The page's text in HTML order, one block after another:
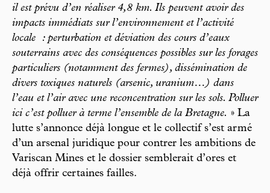
il est prévu d’en réaliser 4,8 km. Ils peuvent avoir des
impacts immédiats sur l’environnement et l’activité
locale : perturbation et déviation des cours d’eaux
souterrains avec des conséquences possibles sur les forages
particuliers (notamment des fermes), dissémination de
divers toxiques naturels (arsenic, uranium…) dans
l’eau et l’air avec une reconcentration sur les sols. Polluer
ici c’est polluer à terme l’ensemble de la Bretagne. » La
lutte s’annonce déjà longue et le collectif s’est armé
d’un arsenal juridique pour contrer les ambitions de
Variscan Mines et le dossier semblerait d’ores et
déjà offrir certaines failles.